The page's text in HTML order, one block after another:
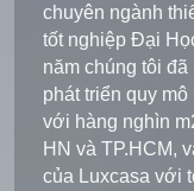
chuyên ngành
tốt nghiệp Đại
năm chúng tôi
phát triển quy
với hàng nghìn
HN và TP.HCM,
của Luxcasa với